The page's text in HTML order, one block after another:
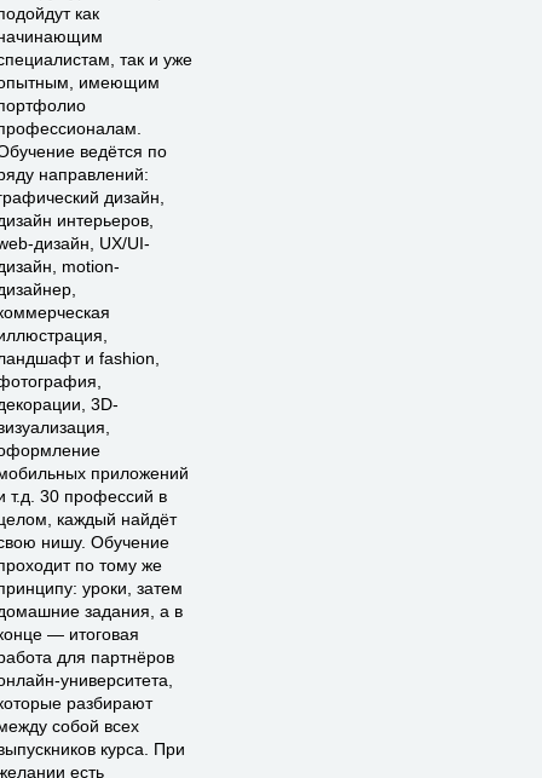
как
так и уже
имеющим
ведётся по
направлений:
дизайн,
интерьеров,
дизайн, UX/UI-
motion-
и fashion,
3D-
приложений
т.д. 30 профессий в
каждый найдёт
нишу. Обучение
по тому же
уроки, затем
задания, а в
— итоговая
для партнёров
университета,
разбирают
собой всех
курса. При
есть